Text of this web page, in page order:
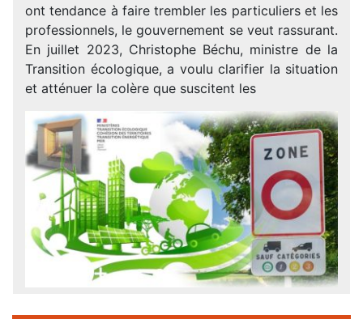
ont tendance à faire trembler les particuliers et les
professionnels, le gouvernement se veut rassurant.
En juillet 2023, Christophe Béchu, ministre de la
Transition écologique, a voulu clarifier la situation
et atténuer la colère que suscitent les